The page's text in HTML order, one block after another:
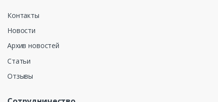
Контакты
Новости
Архив новостей
Статьи
Отзывы